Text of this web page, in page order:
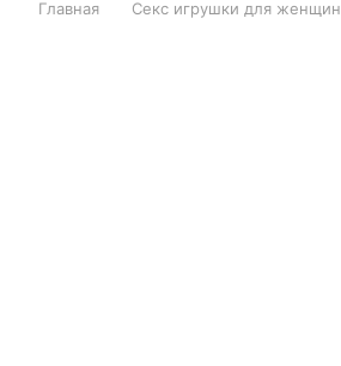
Главная Секс игрушки для женщин